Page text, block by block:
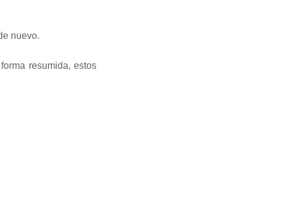
nuevo.
resumida, estos